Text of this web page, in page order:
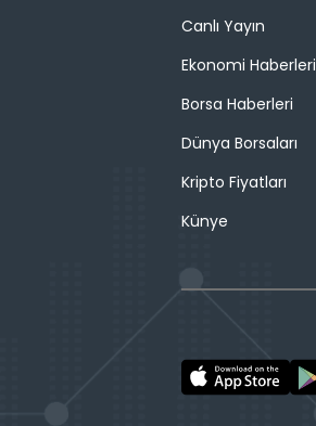
Canlı Yayın
Ekonomi Haberleri
Borsa Haberleri
Dünya Borsaları
Kripto Fiyatları
Künye